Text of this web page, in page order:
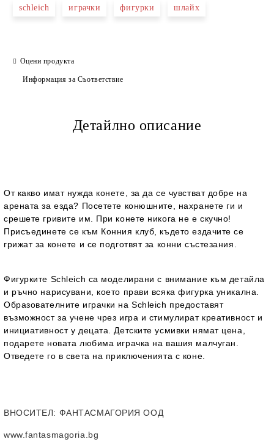
schleich играчки фигурки шлайх
Оцени продукта
Информация за Съответствие
Детайлно описание
От какво имат нужда конете, за да се чувстват добре на
арената за езда? Посетете конюшните, нахранете ги и
срешете гривите им. При конете никога не е скучно!
Присъединете се към Конния клуб, където ездачите се
грижат за конете и се подготвят за конни състезания.
Фигурките Schleich са моделирани с внимание към детайла
и ръчно нарисувани, което прави всяка фигурка уникална.
Образователните играчки на Schleich предоставят
възможност за учене чрез игра и стимулират креативност и
инициативност у децата. Детските усмивки нямат цена,
подарете новата любима играчка на вашия малчуган.
Отведете го в света на приключенията с коне.
ВНОСИТЕЛ: ФАНТАСМАГОРИЯ ООД
www.fantasmagoria.bg